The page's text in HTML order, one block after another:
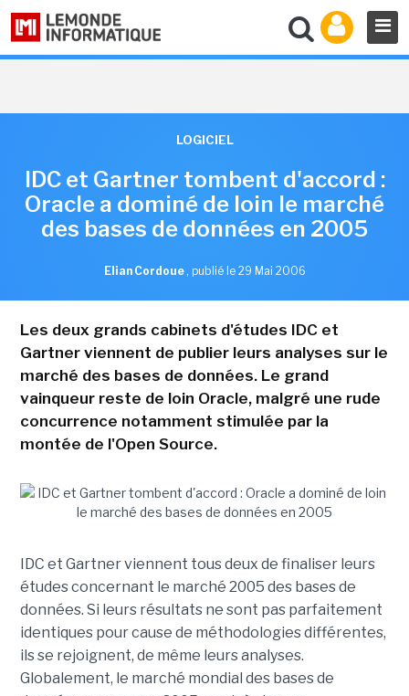
LOGICIEL
IDC et Gartner tombent d'accord :
Oracle a dominé de loin le marché
des bases de données en 2005
Elian Cordoue , publié le 29 Mai 2006
Les deux grands cabinets d'études IDC et
Gartner viennent de publier leurs analyses sur le
marché des bases de données. Le grand
vainqueur reste de loin Oracle, malgré une rude
concurrence notamment stimulée par la
montée de l'Open Source.
IDC et Gartner viennent tous deux de finaliser leurs
études concernant le marché 2005 des bases de
données. Si leurs résultats ne sont pas parfaitement
identiques pour cause de méthodologies différentes,
ils se rejoignent, de même leurs analyses.
Globalement, le marché mondial des bases de